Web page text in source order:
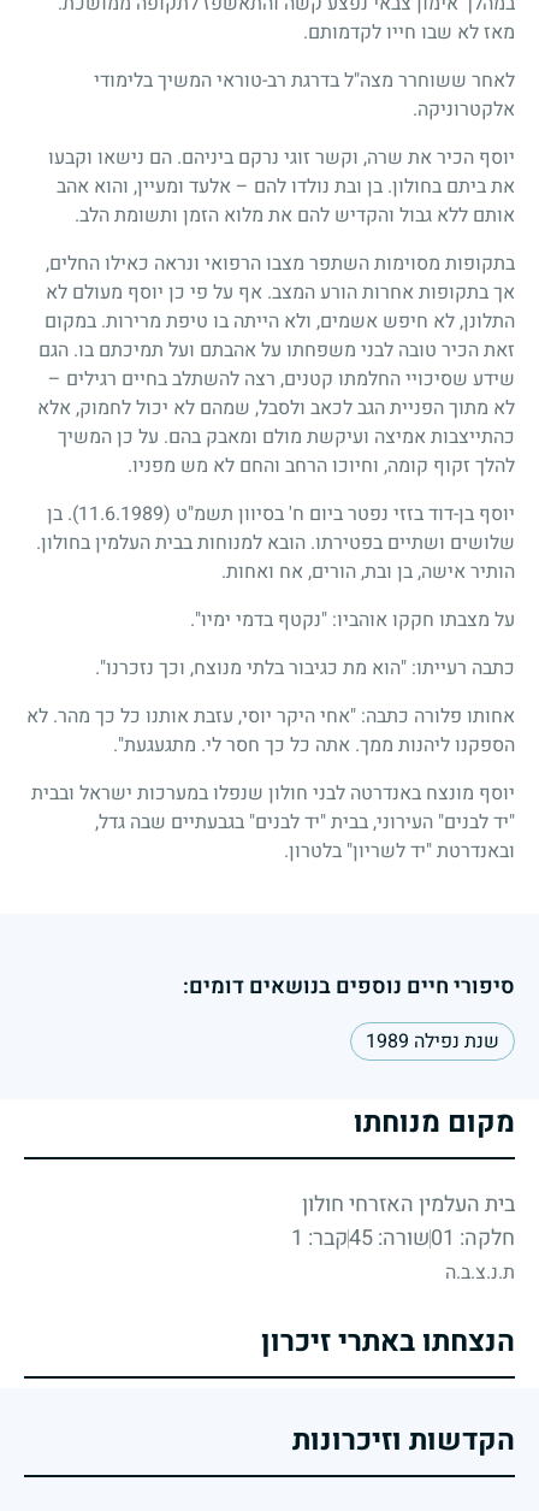
מאז לא שבו חייו לקדמותם.
לאחר ששוחרר מצה"ל בדרגת רב-טוראי המשיך בלימודי
אלקטרוניקה.
יוסף הכיר את שרה, וקשר זוגי נרקם ביניהם. הם נישאו וקבעו
את ביתם בחולון. בן ובת נולדו להם – אלעד ומעיין, והוא אהב
אותם ללא גבול והקדיש להם את מלוא הזמן ותשומת הלב.
בתקופות מסוימות השתפר מצבו הרפואי ונראה כאילו החלים,
אך בתקופות אחרות הורע המצב. אף על פי כן יוסף מעולם לא
התלונן, לא חיפש אשמים, ולא הייתה בו טיפת מרירות. במקום
זאת הכיר טובה לבני משפחתו על אהבתם ועל תמיכתם בו. הגם
שידע שסיכויי החלמתו קטנים, רצה להשתלב בחיים רגילים –
לא מתוך הפניית הגב לכאב ולסבל, שמהם לא יכול לחמוק, אלא
כהתייצבות אמיצה ועיקשת מולם ומאבק בהם. על כן המשיך
להלך זקוף קומה, וחיוכו הרחב והחם לא מש מפניו.
יוסף בן-דוד בזזי נפטר ביום ח' בסיוון תשמ"ט (11.6.1989)
. בן
שלושים ושתיים בפטירתו. הובא למנוחות בבית העלמין בחולון.
הותיר אישה, בן ובת, הורים, אח ואחות.
על מצבתו חקקו אוהביו: "נקטף בדמי ימיו".
כתבה רעייתו: "הוא מת כגיבור בלתי מנוצח, וכך נזכרנו".
אחותו פלורה כתבה: "אחי היקר יוסי, עזבת אותנו כל כך מהר. לא
הספקנו ליהנות ממך. אתה כל כך חסר לי. מתגעגעת".
יוסף מונצח באנדרטה לבני חולון שנפלו במערכות ישראל ובבית
"יד לבנים" העירוני, בבית "יד לבנים" בגבעתיים שבה גדל,
ובאנדרטת "יד לשריון" בלטרון.
סיפורי חיים נוספים בנושאים דומים:
שנת נפילה 1989
מקום מנוחתו
בית העלמין האזרחי חולון
חלקה: 01
שורה: 45 קבר: 1
ת.נ.צ.ב.ה
הנצחתו באתרי זיכרון
הקדשות וזיכרונות